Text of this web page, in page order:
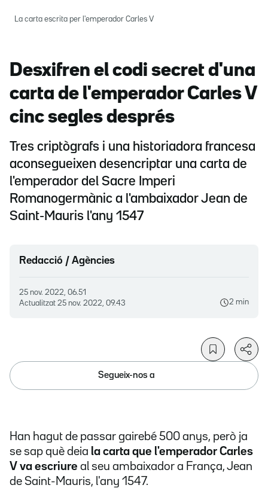
La carta escrita per l'emperador Carles V
Desxifren el codi secret d'una
carta de l'emperador Carles V
cinc segles després
Tres criptògrafs i una historiadora francesa
aconsegueixen desencriptar una carta de
l'emperador del Sacre Imperi
Romanogermànic a l'ambaixador Jean de
Saint-Mauris l'any 1547
Redacció / Agències
25 nov. 2022, 06.51
Actualitzat 25 nov. 2022, 09.43 2 min
Segueix-nos a
Han hagut de passar gairebé 500 anys, però ja
se sap què deia la carta que l'emperador Carles
V va escriure al seu ambaixador a França, Jean
de Saint-Mauris, l'any 1547.